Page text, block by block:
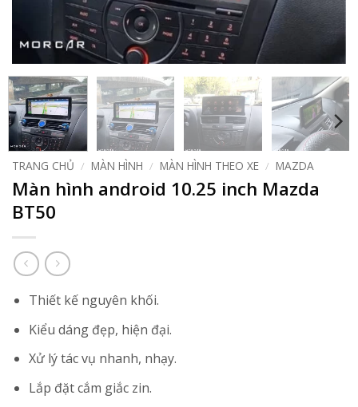
TRANG CHỦ / MÀN HÌNH / MÀN HÌNH THEO XE / MAZDA
Màn hình android 10.25 inch Mazda
BT50
Thiết kế nguyên khối.
Kiểu dáng đẹp, hiện đại.
Xử lý tác vụ nhanh, nhạy.
Lắp đặt cắm giắc zin.